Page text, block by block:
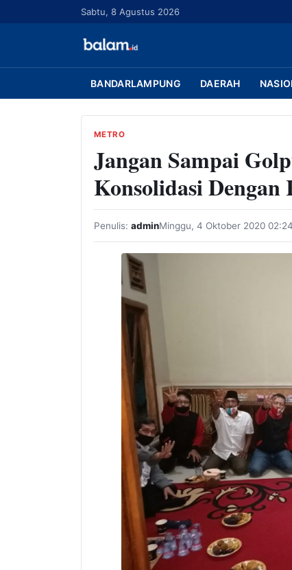
u
Sabtu, 8 Agustus 2026
BANDARLAMPUNG DAERAH
METRO
Jangan Sampai
Konsolidasi Dengan
Penulis: adminMinggu, 4 Oktober 2020